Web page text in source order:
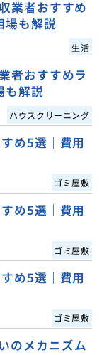
業者おすすめ
場も解説
生活
者おすすめラ
も解説
ハウスクリーニング
め5選｜費用
ゴミ屋敷
め5選｜費用
ゴミ屋敷
め5選｜費用
ゴミ屋敷
のメカニズム